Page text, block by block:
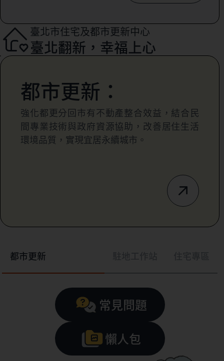
臺北市住宅及都市更新中心
臺北翻新，幸福上心
都市更新
都市更新：
強化都更分回市有不動產整合效益，結合民
間專業技術與政府資源協助，改善居住生活
環境品質，實現宜居永續城市。
常見問題
懶人包